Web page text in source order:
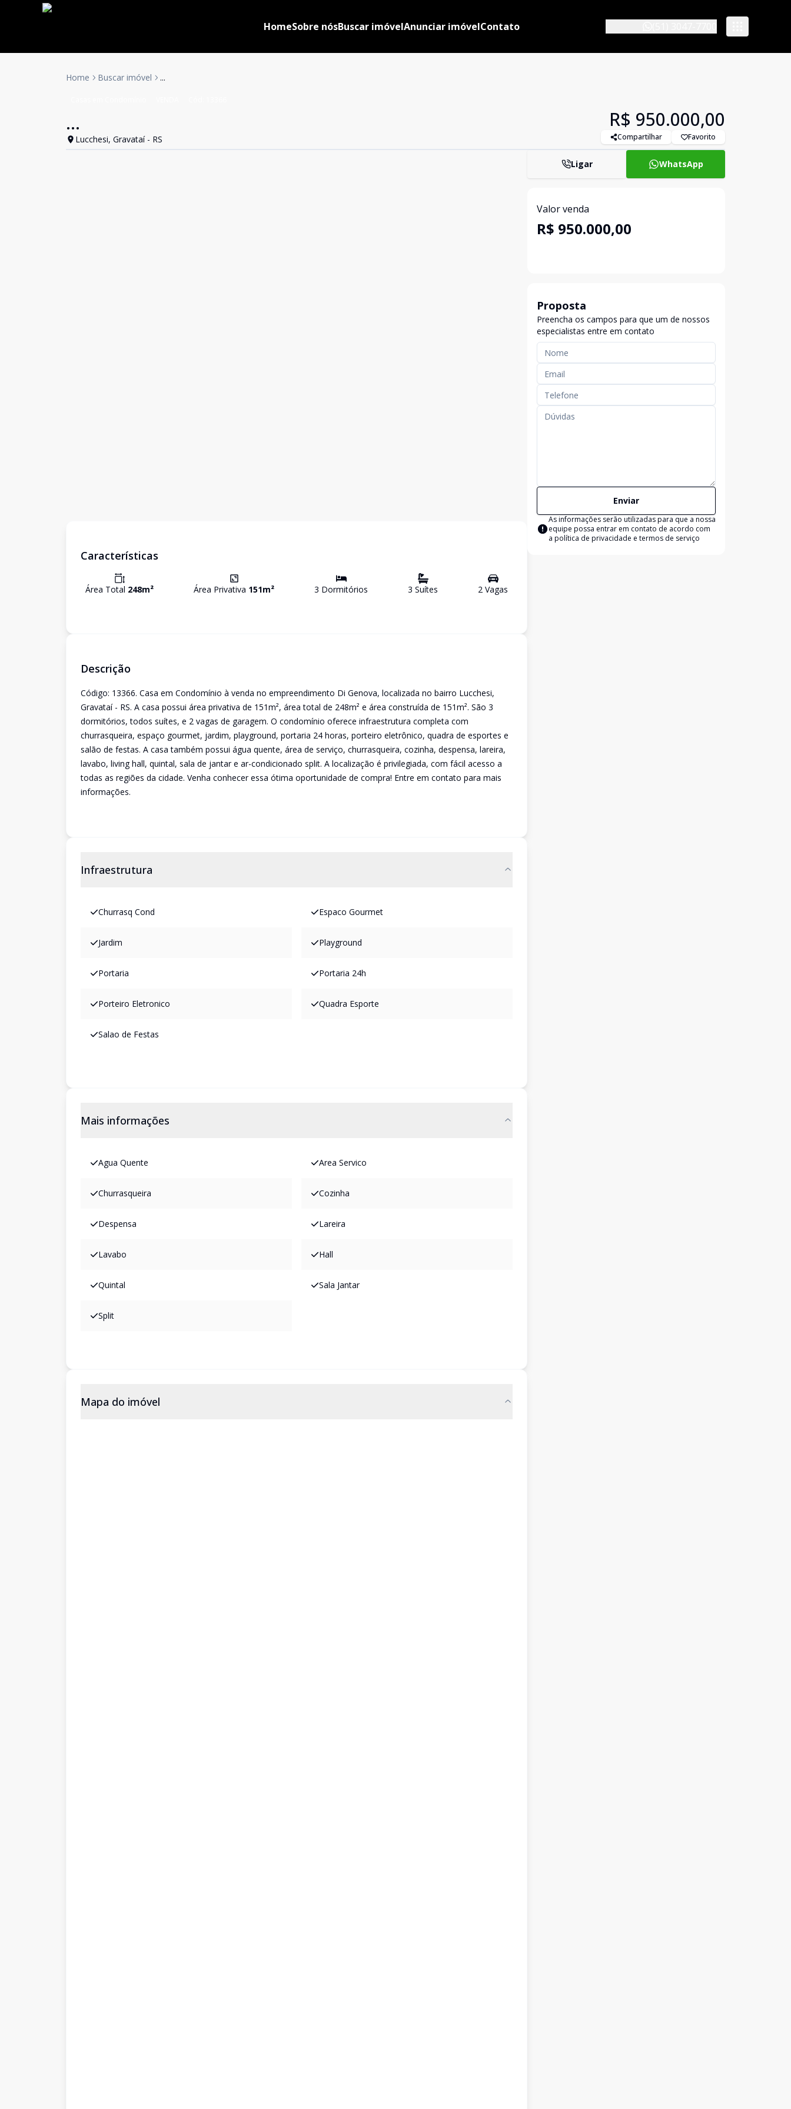
HomeSobre nósBuscar imóvelAnunciar imóvelContato
Home Buscar imóvel ...
...
Lucchesi, Gravataí - RS
R$ 950.000,00
Compartilhar Favorito
Características
Área Total 248m² Área Privativa 151m² 3 Dormitórios 3 Suítes 2 Vagas
Descrição
Código: 13366. Casa em Condomínio à venda no empreendimento Di Genova, localizada no bairro Lucchesi,
Gravataí - RS. A casa possui área privativa de 151m², área total de 248m² e área construída de 151m². São 3
dormitórios, todos suítes, e 2 vagas de garagem. O condomínio oferece infraestrutura completa com
churrasqueira, espaço gourmet, jardim, playground, portaria 24 horas, porteiro eletrônico, quadra de esportes e
salão de festas. A casa também possui água quente, área de serviço, churrasqueira, cozinha, despensa, lareira,
lavabo, living hall, quintal, sala de jantar e ar-condicionado split. A localização é privilegiada, com fácil acesso a
todas as regiões da cidade. Venha conhecer essa ótima oportunidade de compra! Entre em contato para mais
informações.
Infraestrutura
Churrasq Cond Espaco Gourmet
Jardim Playground
Portaria Portaria 24h
Porteiro Eletronico Quadra Esporte
Salao de Festas
Mais informações
Agua Quente Area Servico
Churrasqueira Cozinha
Despensa Lareira
Lavabo Hall
Quintal Sala Jantar
Split
Mapa do imóvel
Ligar WhatsApp
Valor venda
R$ 950.000,00
Proposta
Preencha os campos para que um de nossos
especialistas entre em contato
Enviar
As informações serão utilizadas para que a nossa
equipe possa entrar em contato de acordo com
a política de privacidade e termos de serviço